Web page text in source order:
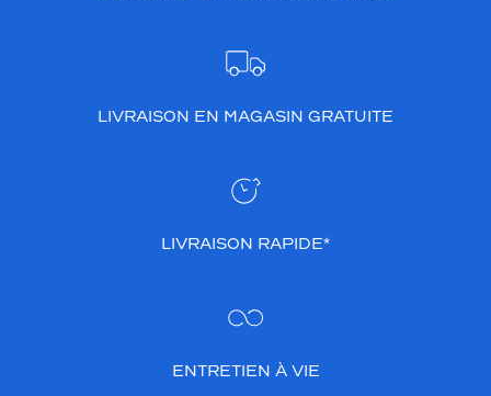
LIVRAISON EN MAGASIN GRATUITE
LIVRAISON RAPIDE*
ENTRETIEN À VIE